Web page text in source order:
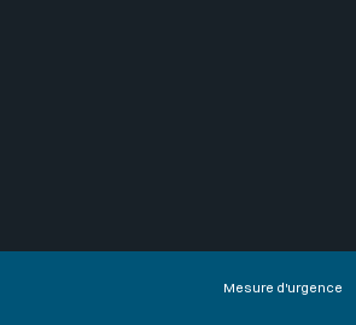
Mesure d'urgence